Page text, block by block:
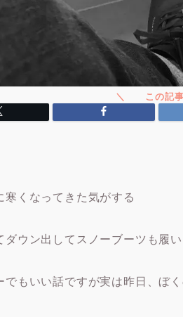
寒くなってきた気がする
ダウン出してスノーブーツも履
でもいい話ですが実は昨日、ぼ